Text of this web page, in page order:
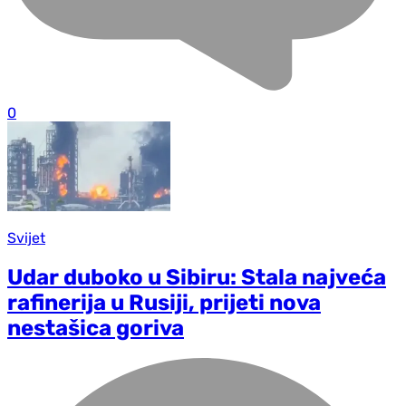
0
Svijet
Udar duboko u Sibiru: Stala najveća
rafinerija u Rusiji, prijeti nova
nestašica goriva